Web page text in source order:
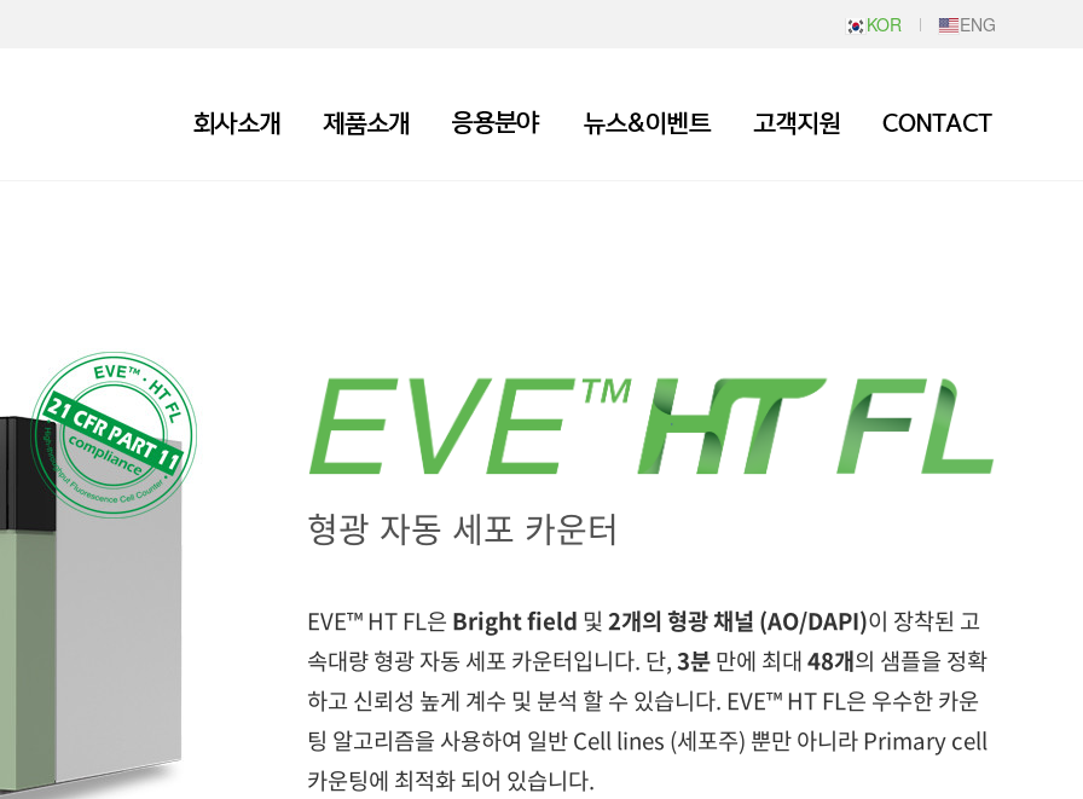
KOR ENG
형광 자동 세포 카운터
EVE™HT FL은 Bright field 및 2개의 형광 채널 (AO/DAPI)이 장착된 고
속대량 형광 자동 세포 카운터입니다. 단,3분만에 최대48개의 샘플을 정확
하고 신뢰성 높게 계수 및 분석 할 수 있습니다. EVE™HTFL은 우수한 카운
팅 알고리즘을 사용하여 일반 Cell lines (세포주) 뿐만 아니라 Primary cell
카운팅에 최적화 되어 있습니다.